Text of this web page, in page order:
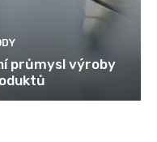
průmysl výroby